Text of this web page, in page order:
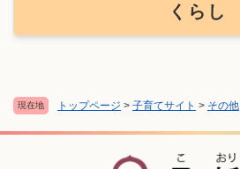
現在地 トップページ > 子育てサイト > その他
くらし